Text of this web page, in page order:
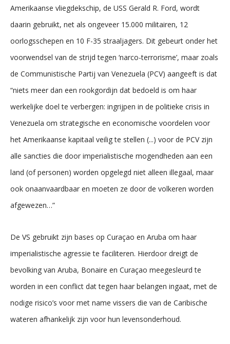
Amerikaanse vliegdekschip, de USS Gerald R. Ford, wordt
daarin gebruikt, net als ongeveer 15.000 militairen, 12
oorlogsschepen en 10 F-35 straaljagers. Dit gebeurt onder het
voorwendsel van de strijd tegen ‘narco-terrorisme’, maar zoals
de Communistische Partij van Venezuela (PCV) aangeeft is dat
“niets meer dan een rookgordijn dat bedoeld is om haar
werkelijke doel te verbergen: ingrijpen in de politieke crisis in
Venezuela om strategische en economische voordelen voor
het Amerikaanse kapitaal veilig te stellen (...) voor de PCV zijn
alle sancties die door imperialistische mogendheden aan een
land (of personen) worden opgelegd niet alleen illegaal, maar
ook onaanvaardbaar en moeten ze door de volkeren worden
afgewezen…”
De VS gebruikt zijn bases op Curaçao en Aruba om haar
imperialistische agressie te faciliteren. Hierdoor dreigt de
bevolking van Aruba, Bonaire en Curaçao meegesleurd te
worden in een conflict dat tegen haar belangen ingaat, met de
nodige risico’s voor met name vissers die van de Caribische
wateren afhankelijk zijn voor hun levensonderhoud.